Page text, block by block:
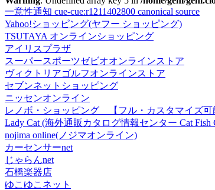
一意性通知 cue-cue:r1211402800 canonical source
Yahoo!ショッピング(ヤフー ショッピング)
TSUTAYA オンラインショッピング
アイリスプラザ
スーパースポーツゼビオオンラインストア
ヴィクトリアゴルフオンラインストア
セブンネットショッピング
ニッセンオンライン
レノボ・ショッピング 【フル・カスタマイズ可
Lady Cat (海外通販カタログ情報センター Cat Fish
nojima online(ノジマオンライン)
カーセンサーnet
じゃらんnet
石橋楽器店
ゆこゆこネット